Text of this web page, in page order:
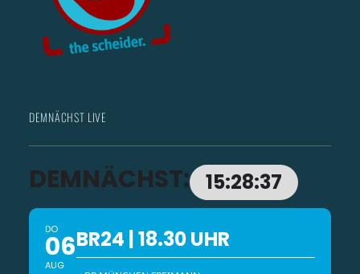
DEMNÄCHST LIVE
DEMNÄCHST: 15:28:34
DO
06
AUG
BR24 | 18.30 UHR